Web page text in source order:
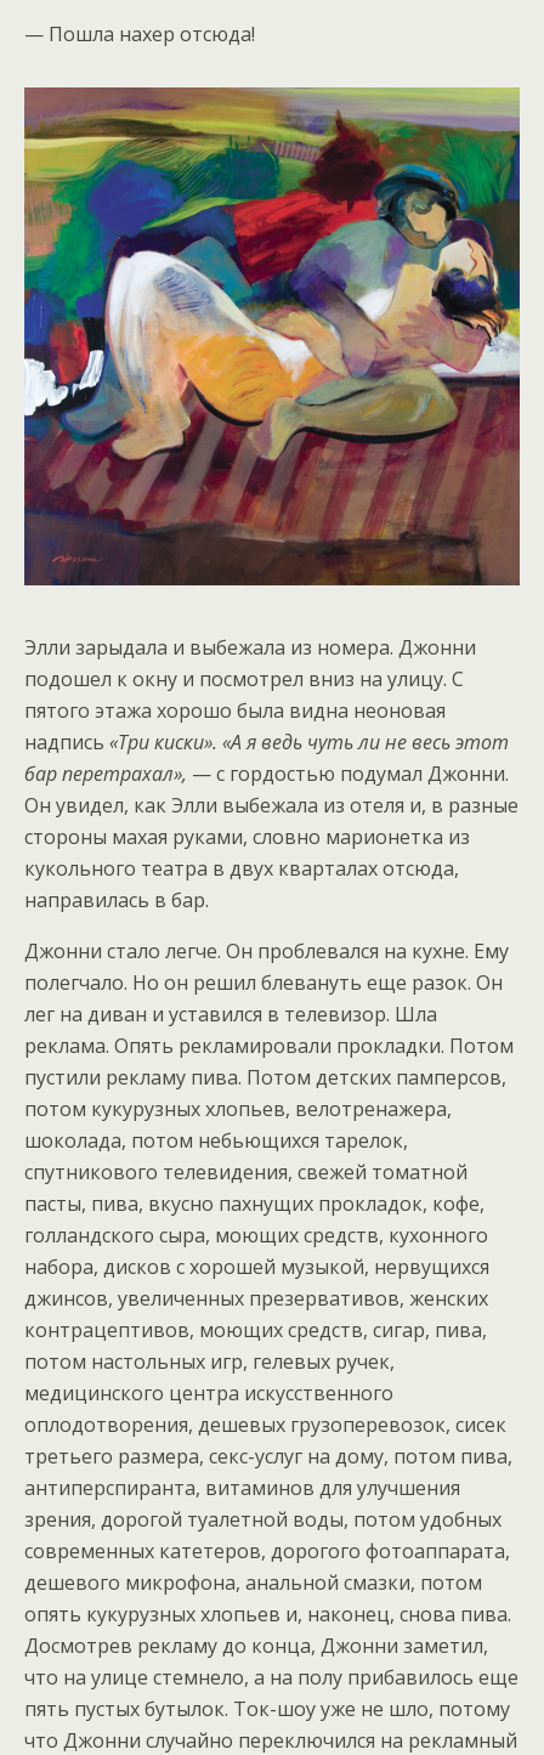
— Пошла нахер отсюда!
Элли зарыдала и выбежала из номера. Джонни
подошел к окну и посмотрел вниз на улицу. С
пятого этажа хорошо была видна неоновая
надпись «Три киски». «А я ведь чуть ли не весь этот
бар перетрахал», — с гордостью подумал Джонни.
Он увидел, как Элли выбежала из отеля и, в разные
стороны махая руками, словно марионетка из
кукольного театра в двух кварталах отсюда,
направилась в бар.
Джонни стало легче. Он проблевался на кухне. Ему
полегчало. Но он решил блевануть еще разок. Он
лег на диван и уставился в телевизор. Шла
реклама. Опять рекламировали прокладки. Потом
пустили рекламу пива. Потом детских памперсов,
потом кукурузных хлопьев, велотренажера,
шоколада, потом небьющихся тарелок,
спутникового телевидения, свежей томатной
пасты, пива, вкусно пахнущих прокладок, кофе,
голландского сыра, моющих средств, кухонного
набора, дисков с хорошей музыкой, нервущихся
джинсов, увеличенных презервативов, женских
контрацептивов, моющих средств, сигар, пива,
потом настольных игр, гелевых ручек,
медицинского центра искусственного
оплодотворения, дешевых грузоперевозок, сисек
третьего размера, секс-услуг на дому, потом пива,
антиперспиранта, витаминов для улучшения
зрения, дорогой туалетной воды, потом удобных
современных катетеров, дорогого фотоаппарата,
дешевого микрофона, анальной смазки, потом
опять кукурузных хлопьев и, наконец, снова пива.
Досмотрев рекламу до конца, Джонни заметил,
что на улице стемнело, а на полу прибавилось еще
пять пустых бутылок. Ток-шоу уже не шло, потому
что Джонни случайно переключился на рекламный